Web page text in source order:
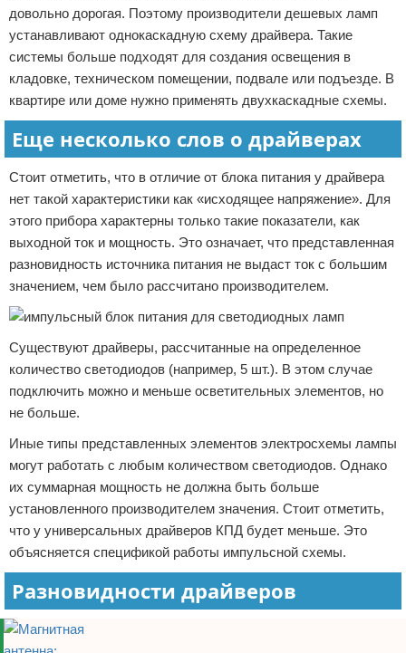
довольно дорогая. Поэтому производители дешевых ламп
устанавливают однокаскадную схему драйвера. Такие
системы больше подходят для создания освещения в
кладовке, техническом помещении, подвале или подъезде. В
квартире или доме нужно применять двухкаскадные схемы.
Еще несколько слов о драйверах
Стоит отметить, что в отличие от блока питания у драйвера
нет такой характеристики как «исходящее напряжение». Для
этого прибора характерны только такие показатели, как
выходной ток и мощность. Это означает, что представленная
разновидность источника питания не выдаст ток с большим
значением, чем было рассчитано производителем.
Существуют драйверы, рассчитанные на определенное
количество светодиодов (например, 5 шт.). В этом случае
подключить можно и меньше осветительных элементов, но
не больше.
Иные типы представленных элементов электросхемы лампы
могут работать с любым количеством светодиодов. Однако
их суммарная мощность не должна быть больше
установленного производителем значения. Стоит отметить,
что у универсальных драйверов КПД будет меньше. Это
объясняется спецификой работы импульсной схемы.
Разновидности драйверов